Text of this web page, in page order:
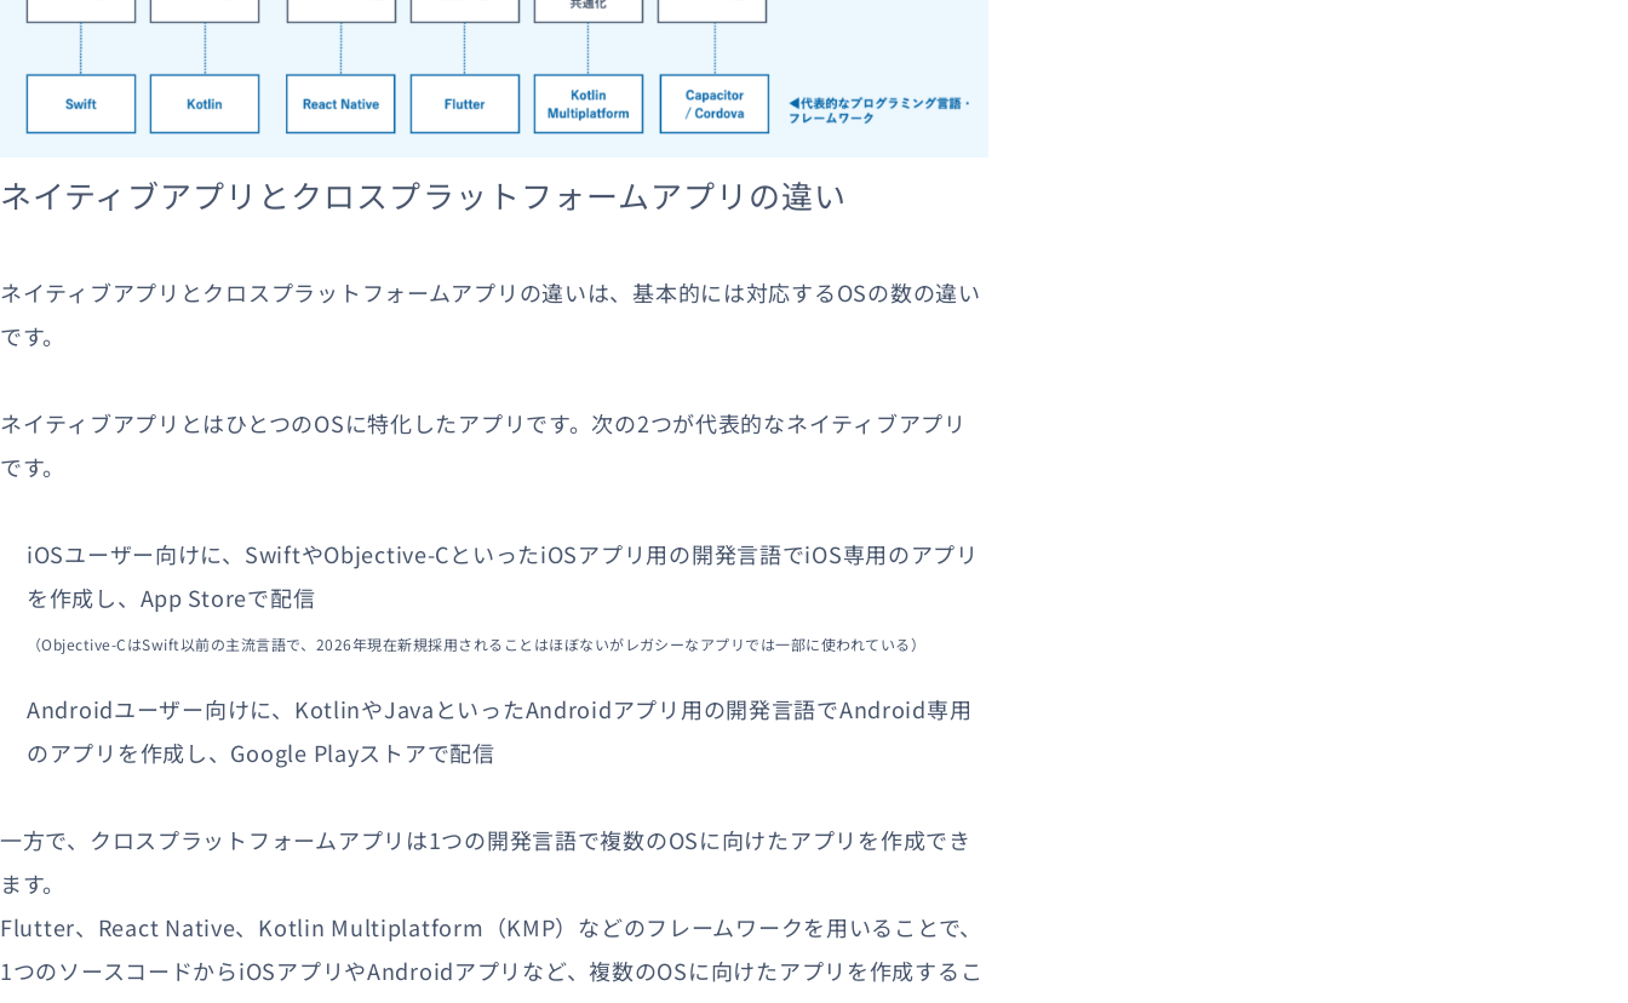
ネイティブアプリとクロスプラットフォームアプリの違い
ネイティブアプリとクロスプラットフォームアプリの違いは、基本的には対応するOSの数の違い
です。
ネイティブアプリとはひとつのOSに特化したアプリです。次の2つが代表的なネイティブアプリ
です。
iOSユーザー向けに、SwiftやObjective-CといったiOSアプリ用の開発言語でiOS専用のアプリ
を作成し、App Storeで配信
（Objective-CはSwift以前の主流言語で、2026年現在新規採用されることはほぼないがレガシーなアプリでは一部に使われている）
Androidユーザー向けに、KotlinやJavaといったAndroidアプリ用の開発言語でAndroid専用
のアプリを作成し、Google Playストアで配信
一方で、クロスプラットフォームアプリは1つの開発言語で複数のOSに向けたアプリを作成でき
ます。
Flutter、React Native、Kotlin Multiplatform（KMP）などのフレームワークを用いることで、
1つのソースコードからiOSアプリやAndroidアプリなど、複数のOSに向けたアプリを作成するこ